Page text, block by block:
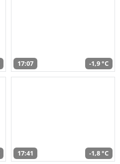
17:07 -1,9 °C
17:41 -1,8 °C